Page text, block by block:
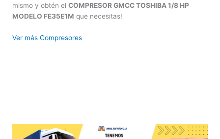
mismo y obtén el COMPRESOR GMCC TOSHIBA 1/8 HP
MODELO FE35E1M que necesitas!
Ver más Compresores